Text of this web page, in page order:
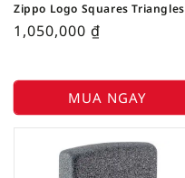
Zippo Logo Squares Triangles
1,050,000 ₫
MUA NGAY